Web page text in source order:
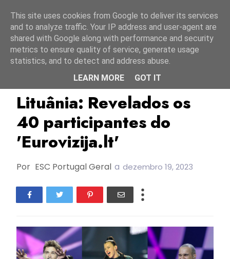
Eurovizija.LT Lituânia
Lituânia: Revelados os
40 participantes do
'Eurovizija.lt'
Por ESC Portugal Geral a dezembro 19, 2023
This site uses cookies from Google to deliver its services
and to analyze traffic. Your IP address and user-agent are
shared with Google along with performance and security
metrics to ensure quality of service, generate usage
statistics, and to detect and address abuse.
LEARN MORE
GOT IT